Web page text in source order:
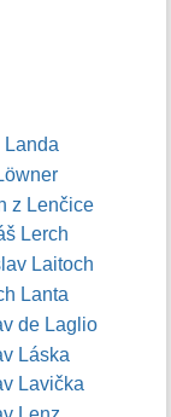
Landa
z Lenčice
Lerch
Laitoch
Lanta
de Laglio
Láska
Lavička